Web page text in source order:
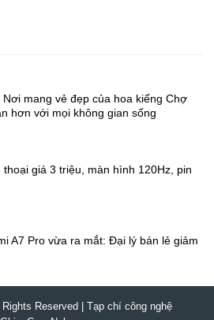
Nơi mang vẻ đẹp của hoa kiểng Chợ
hơn với mọi không gian sống
thoại giá 3 triệu, màn hình 120Hz, pin
A7 Pro vừa ra mắt: Đại lý bán lẻ giảm
Reserved | Tạp chí công nghệ